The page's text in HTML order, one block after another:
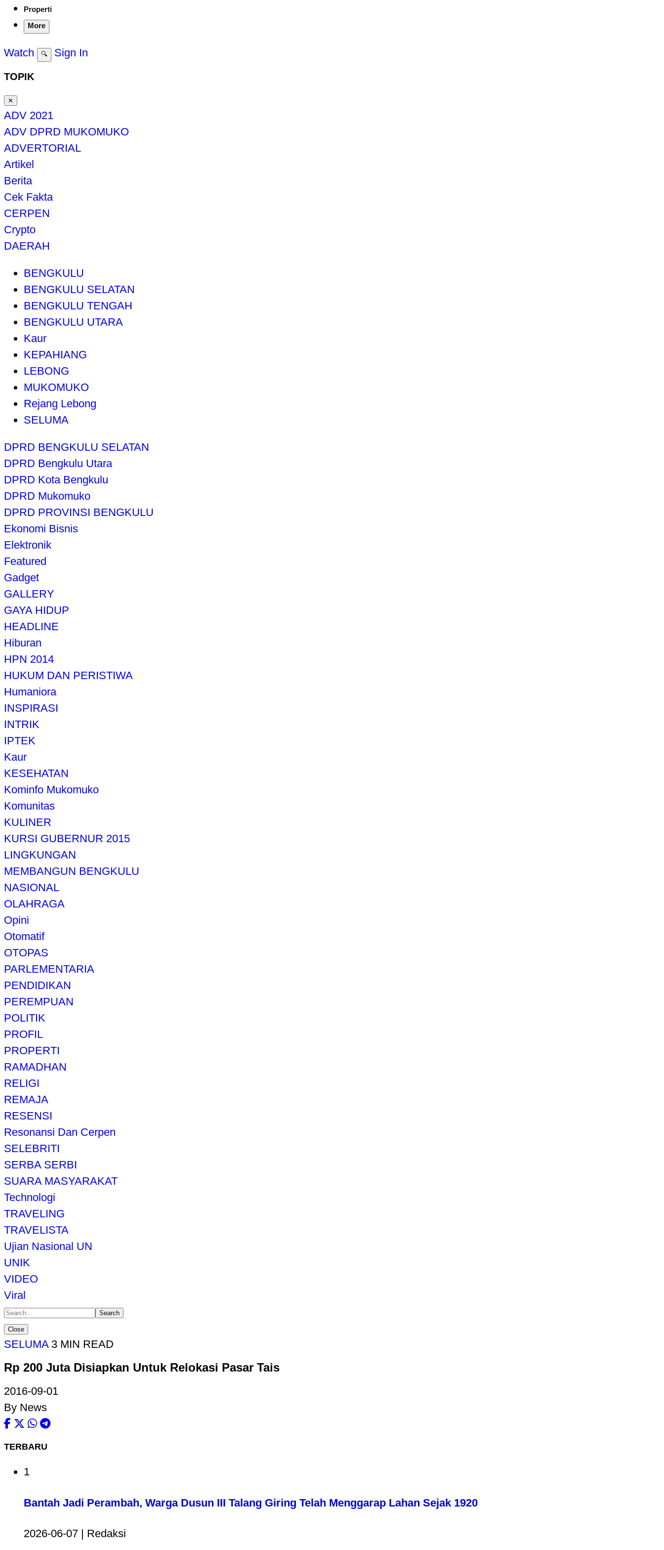
Properti
More
Watch 🔍 Sign In
TOPIK
✕
ADV 2021
ADV DPRD MUKOMUKO
ADVERTORIAL
Artikel
Berita
Cek Fakta
CERPEN
Crypto
DAERAH
BENGKULU
BENGKULU SELATAN
BENGKULU TENGAH
BENGKULU UTARA
Kaur
KEPAHIANG
LEBONG
MUKOMUKO
Rejang Lebong
SELUMA
DPRD BENGKULU SELATAN
DPRD Bengkulu Utara
DPRD Kota Bengkulu
DPRD Mukomuko
DPRD PROVINSI BENGKULU
Ekonomi Bisnis
Elektronik
Featured
Gadget
GALLERY
GAYA HIDUP
HEADLINE
Hiburan
HPN 2014
HUKUM DAN PERISTIWA
Humaniora
INSPIRASI
INTRIK
IPTEK
Kaur
KESEHATAN
Kominfo Mukomuko
Komunitas
KULINER
KURSI GUBERNUR 2015
LINGKUNGAN
MEMBANGUN BENGKULU
NASIONAL
OLAHRAGA
Opini
Otomatif
OTOPAS
PARLEMENTARIA
PENDIDIKAN
PEREMPUAN
POLITIK
PROFIL
PROPERTI
RAMADHAN
RELIGI
REMAJA
RESENSI
Resonansi Dan Cerpen
SELEBRITI
SERBA SERBI
SUARA MASYARAKAT
Technologi
TRAVELING
TRAVELISTA
Ujian Nasional UN
UNIK
VIDEO
Viral
Search
Close
SELUMA 3 MIN READ
Rp 200 Juta Disiapkan Untuk Relokasi Pasar Tais
2016-09-01
By News
TERBARU
1
Bantah Jadi Perambah, Warga Dusun III Talang Giring Telah Menggarap Lahan Sejak 1920
2026-06-07 | Redaksi